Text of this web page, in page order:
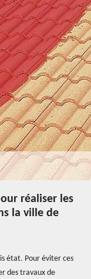
réaliser les
la ville de
état. Pour éviter ces
des travaux de